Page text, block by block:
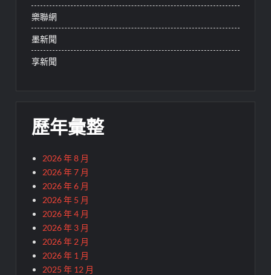
樂聯網
墨新聞
享新聞
歷年彙整
2026 年 8 月
2026 年 7 月
2026 年 6 月
2026 年 5 月
2026 年 4 月
2026 年 3 月
2026 年 2 月
2026 年 1 月
2025 年 12 月